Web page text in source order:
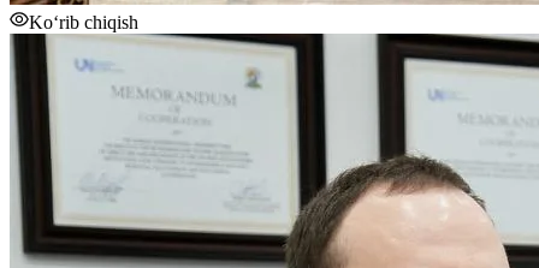
Ko‘rib chiqish